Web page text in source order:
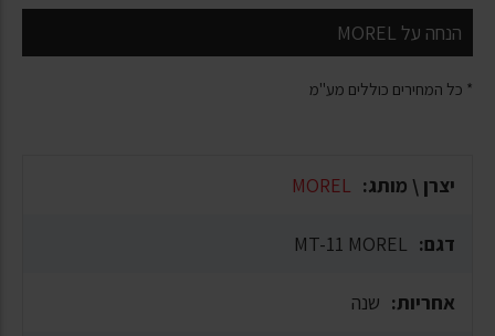
הנחה על MOREL
* כל המחירים כוללים מע"מ
יצרן \ מותג: MOREL
דגם: MT-11 MOREL
אחריות: שנה